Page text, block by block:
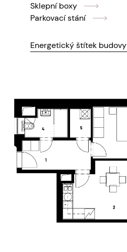
Sklepní boxy
Parkovací stání
Energetický štítek budovy